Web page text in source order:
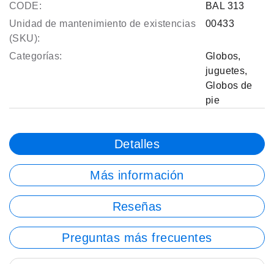
CODE:
BAL 313
Unidad de mantenimiento de existencias
(SKU):
00433
Categorías: Globos,
juguetes,
Globos de
pie
Detalles
Más información
Reseñas
Preguntas más frecuentes